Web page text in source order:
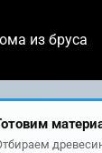
из бруса